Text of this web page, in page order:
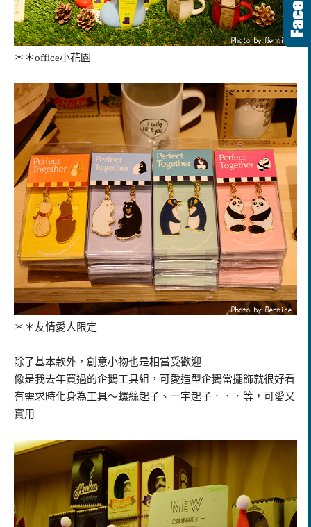
＊＊office小花園
＊＊友情愛人限定
除了基本款外，創意小物也是相當受歡迎
像是我去年買過的企鵝工具組，可愛造型企鵝當擺飾就很好看
有需求時化身為工具～螺絲起子、一宇起子．．．等，可愛又
實用